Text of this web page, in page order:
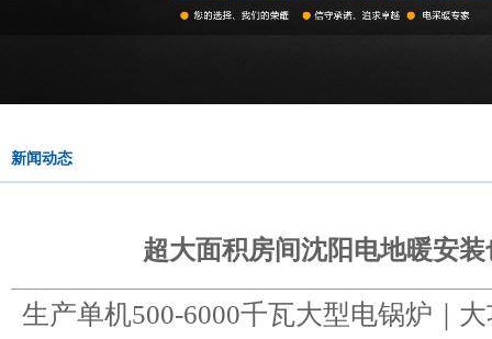
新闻动态
超大面积房间沈阳电地暖安
生产单机500-6000千瓦大型电锅炉｜